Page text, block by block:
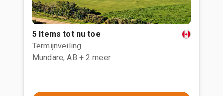
5 Items tot nu toe
Termijnveiling
Mundare, AB + 2 meer